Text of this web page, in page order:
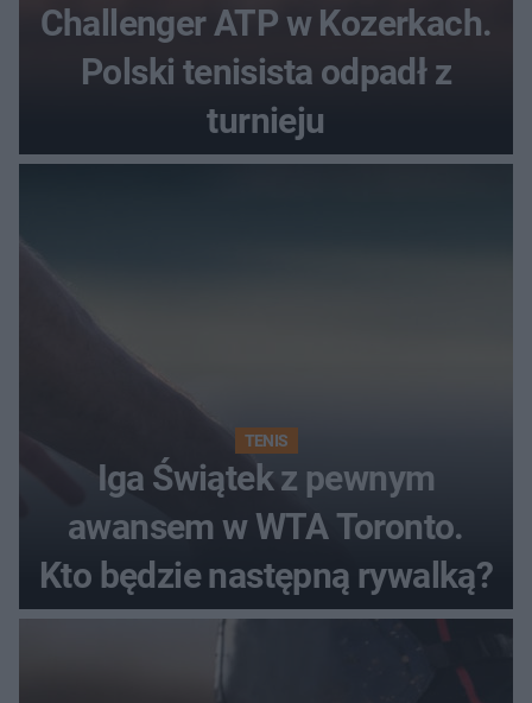
Challenger ATP w Kozerkach.
Polski tenisista odpadł z
turnieju
TENIS
Iga Świątek z pewnym
awansem w WTA Toronto.
Kto będzie następną rywalką?